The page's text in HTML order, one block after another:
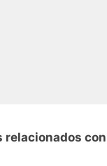
relacionados